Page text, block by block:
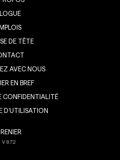
DE TÊTE
AVEC NOUS
EN BREF
CONFIDENTIALITÉ
D’UTILISATION
V8.7.2